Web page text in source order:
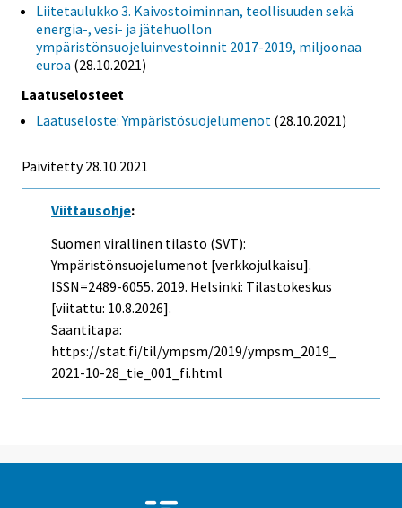
Liitetaulukko 3. Kaivostoiminnan, teollisuuden sekä
energia-, vesi- ja jätehuollon
ympäristönsuojeluinvestoinnit 2017-2019, miljoonaa
euroa (28.10.2021)
Laatuselosteet
Laatuseloste: Ympäristösuojelumenot (28.10.2021)
Päivitetty 28.10.2021
Viittausohje:
Suomen virallinen tilasto (SVT):
Ympäristönsuojelumenot [verkkojulkaisu].
ISSN=2489-6055. 2019. Helsinki: Tilastokeskus
[viitattu: 10.8.2026].
Saantitapa:
https://stat.fi/til/ympsm/2019/ympsm_2019_
2021-10-28_tie_001_fi.html